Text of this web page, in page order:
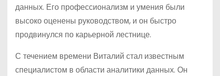
данных. Его профессионализм и умения были
высоко оценены руководством, и он быстро
продвинулся по карьерной лестнице.
С течением времени Виталий стал известным
специалистом в области аналитики данных. Он